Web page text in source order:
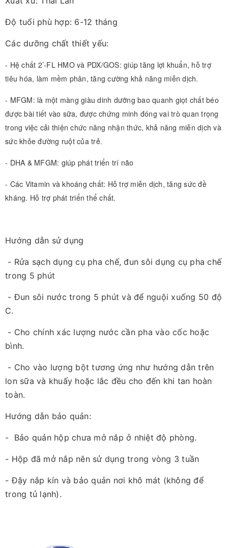
Độ tuổi phù hợp: 6-12 tháng
Các dưỡng chất thiết yếu:
- Hệ chất 2’-FL HMO và PDX/GOS: giúp tăng lợi khuẩn, hỗ trợ
tiêu hóa, làm mềm phân, tăng cường khả năng miễn dịch.
- MFGM: là một màng giàu dinh dưỡng bao quanh giọt chất béo
được bài tiết vào sữa, được chứng minh đóng vai trò quan trọng
trong việc cải thiện chức năng nhận thức, khả năng miễn dịch và
sức khỏe đường ruột của trẻ.
- DHA & MFGM: giúp phát triển trí não
- Các Vitamin và khoáng chất: Hỗ trợ miễn dịch, tăng sức đề
kháng. Hỗ trợ phát triển thể chất.
Hướng dẫn sử dụng
- Rửa sạch dụng cụ pha chế, đun sôi dụng cụ pha chế
trong 5 phút
- Đun sôi nước trong 5 phút và để nguội xuống 50 độ
C.
- Cho chính xác lượng nước cần pha vào cốc hoặc
bình.
- Cho vào lượng bột tương ứng như hướng dẫn trên
lon sữa và khuấy hoặc lắc đều cho đến khi tan hoàn
toàn.
Hướng dẫn bảo quản:
- Bảo quản hộp chưa mở nắp ở nhiệt độ phòng.
- Hộp đã mở nắp nên sử dụng trong vòng 3 tuần
- Đậy nắp kín và bảo quản nơi khô mát (không để
trong tủ lạnh).